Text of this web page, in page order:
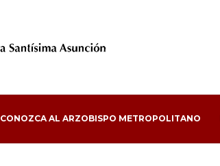
CONOZCA AL ARZOBISPO METROPOLITANO